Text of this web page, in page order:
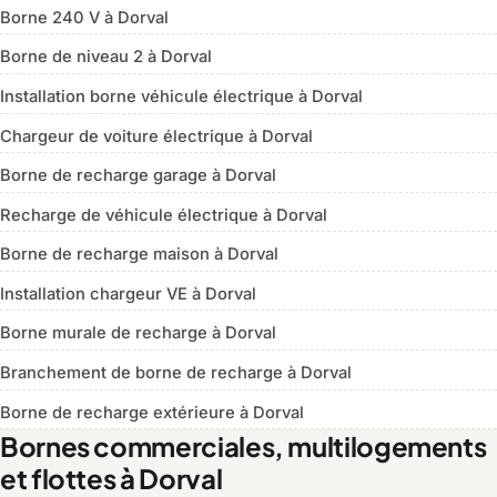
Borne 240 V à Dorval
Borne de niveau 2 à Dorval
Installation borne véhicule électrique à Dorval
Chargeur de voiture électrique à Dorval
Borne de recharge garage à Dorval
Recharge de véhicule électrique à Dorval
Borne de recharge maison à Dorval
Installation chargeur VE à Dorval
Borne murale de recharge à Dorval
Branchement de borne de recharge à Dorval
Borne de recharge extérieure à Dorval
Bornes commerciales, multilogements
et flottes à Dorval